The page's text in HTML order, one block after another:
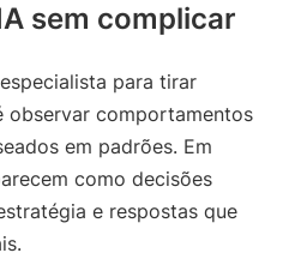
sem complicar
para tirar
observar comportamentos
em padrões. Em
como decisões
e respostas que